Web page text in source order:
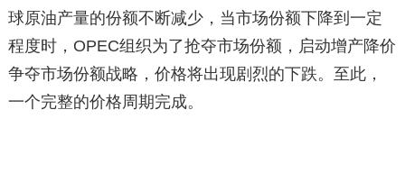
球原油产量的份额不断减少，当市场份额下降到一定
程度时，OPEC组织为了抢夺市场份额，启动增产降价
争夺市场份额战略，价格将出现剧烈的下跌。至此，
一个完整的价格周期完成。